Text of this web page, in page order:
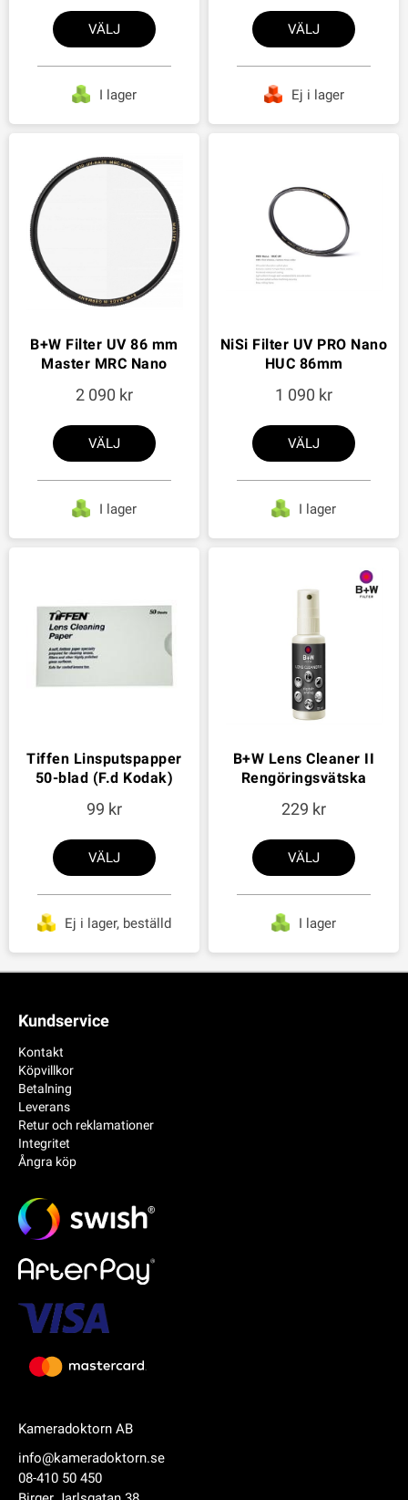
VÄLJ
I lager
VÄLJ
Ej i lager
B+W Filter UV 86 mm
Master MRC Nano
2 090
VÄLJ
I lager
NiSi Filter UV PRO Nano
HUC 86mm
1 090
VÄLJ
I lager
Tiffen Linsputspapper
50-blad (F.d Kodak)
99
VÄLJ
Ej i lager, beställd
B+W Lens Cleaner II
Rengöringsvätska
229
VÄLJ
I lager
Kameradoktorn AB
info@kameradoktorn.se
08-410 50 450
Kundservice
Kontakt
Köpvillkor
Betalning
Leverans
Retur och reklamationer
Integritet
Ångra köp